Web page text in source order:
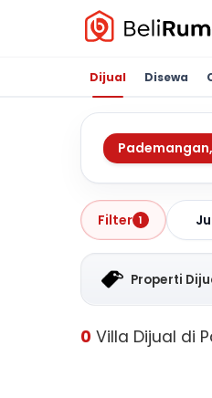
Dijual Disewa
Pademangan,
Filter 1
Properti
0 Villa Dijual di